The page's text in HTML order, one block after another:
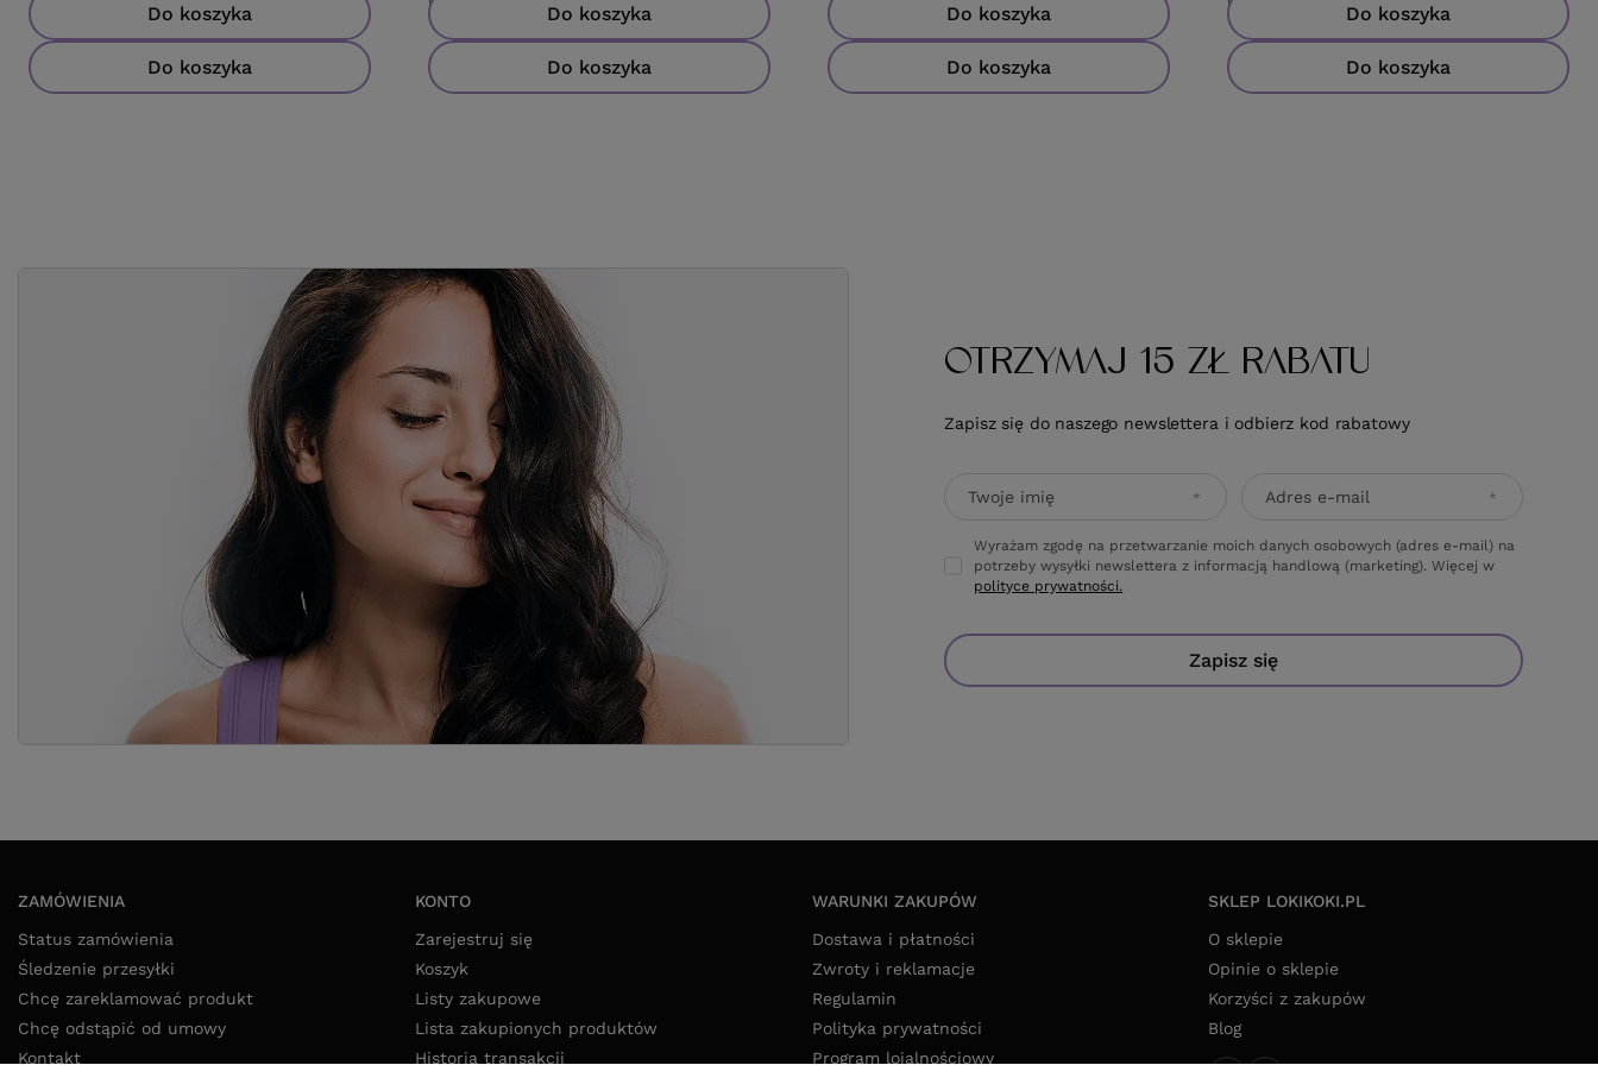
Do koszyka Do koszyka Do koszyka Do koszyka
Do koszyka Do koszyka Do koszyka Do koszyka
OTRZYMAJ 15 ZŁ RABATU
Zapisz się do naszego newslettera i odbierz kod rabatowy
Twoje imię Adres e-mail
Wyrażam zgodę na przetwarzanie moich danych osobowych (adres e-mail) na
potrzeby wysyłki newslettera z informacją handlową (marketing). Więcej w
polityce prywatności.
Zapisz się
ZAMÓWIENIA
Status zamówienia
Śledzenie przesyłki
Chcę zareklamować produkt
Chcę odstąpić od umowy
Kontakt
KONTO
Zarejestruj się
Koszyk
Listy zakupowe
Lista zakupionych produktów
Historia transakcji
WARUNKI ZAKUPÓW
Dostawa i płatności
Zwroty i reklamacje
Regulamin
Polityka prywatności
Program lojalnościowy
SKLEP LOKIKOKI.PL
O sklepie
Opinie o sklepie
Korzyści z zakupów
Blog